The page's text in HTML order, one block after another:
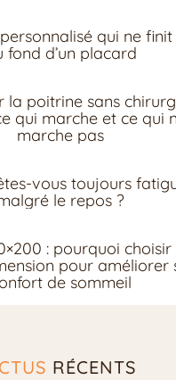
qui ne
fond d’un placard
la poitrine sans
qui marche et ce qui
marche pas
vous toujours
le repos ?
: pourquoi choisir
pour améliorer
de sommeil
RÉCENTS